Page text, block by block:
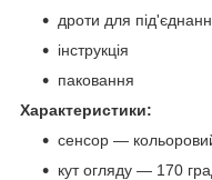
дроти для
інструкція
паковання
Характеристики:
сенсор —
кут огляду — 170